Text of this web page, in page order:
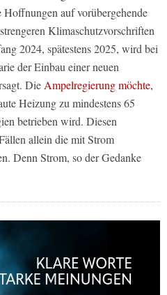
auf vorübergehende
Klimaschutzvorschriften
2024, spätestens 2025, wird bei
der Einbau einer neuen
Die Ampelregierung möchte,
Heizung zu mindestens 65
betrieben wird. Diesen
allein die mit Strom
Denn Strom, so der Gedanke